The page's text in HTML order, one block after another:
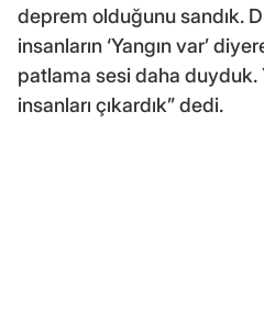
deprem olduğunu sandık.
insanların ‘Yangın var’
patlama sesi daha
insanları çıkardık” dedi.